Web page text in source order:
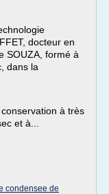
docteur en
SOUZA, formé à
dans la
à très
et à...
condensee de